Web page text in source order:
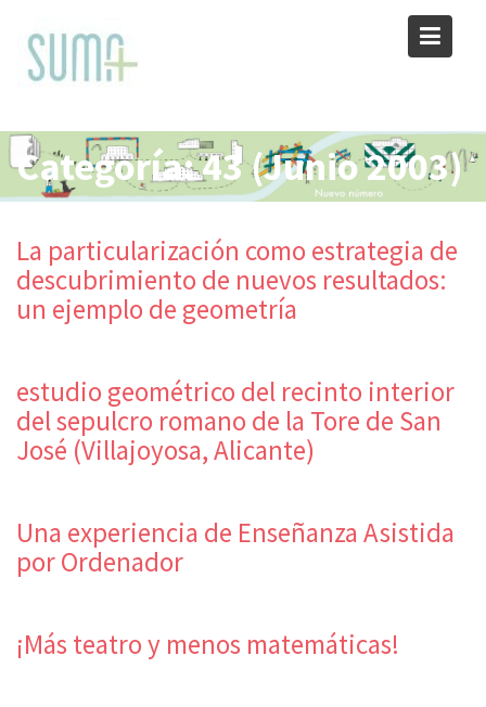
content
Categoría:43 (Junio 2003)
La particularización como estrategia de
descubrimiento de nuevos resultados:
un ejemplo de geometría
estudio geométrico del recinto interior
del sepulcro romano de la Tore de San
José (Villajoyosa, Alicante)
Una experiencia de Enseñanza Asistida
por Ordenador
¡Más teatro y menos matemáticas!